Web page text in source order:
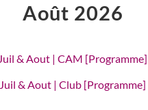
Août 2026
Juil & Aout | CAM [Programme]
Juil & Aout | Club [Programme]